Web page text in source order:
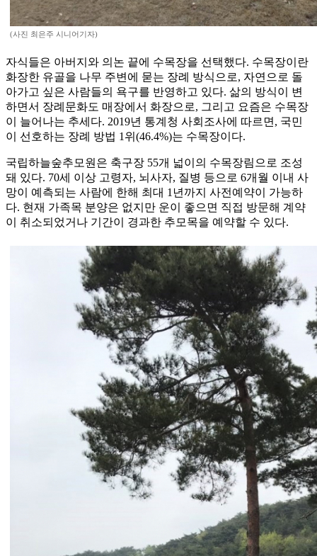
(사진 최은주 시니어기자)
자식들은 아버지와 의논 끝에 수목장을 선택했다. 수목장이란
화장한 유골을 나무 주변에 묻는 장례 방식으로, 자연으로 돌
아가고 싶은 사람들의 욕구를 반영하고 있다. 삶의 방식이 변
하면서 장례문화도 매장에서 화장으로, 그리고 요즘은 수목장
이 늘어나는 추세다. 2019년 통계청 사회조사에 따르면, 국민
이 선호하는 장례 방법 1위(46.4%)는 수목장이다.
국립하늘숲추모원은 축구장 55개 넓이의 수목장림으로 조성
돼 있다. 70세 이상 고령자, 뇌사자, 질병 등으로 6개월 이내 사
망이 예측되는 사람에 한해 최대 1년까지 사전예약이 가능하
다. 현재 가족목 분양은 없지만 운이 좋으면 직접 방문해 계약
이 취소되었거나 기간이 경과한 추모목을 예약할 수 있다.